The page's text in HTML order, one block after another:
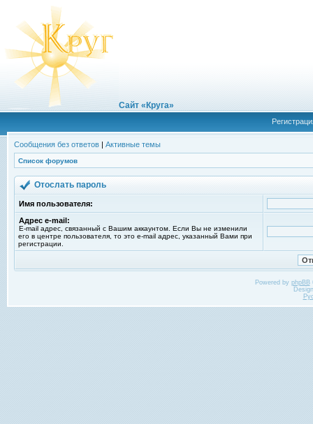
Сайт «Круга»
Сообщения без ответов | Активные темы
Список форумов
Отослать пароль
Имя пользователя:
Адрес e-mail:
E-mail адрес, связанный с Вашим аккаунтом. Если Вы не изменили
его в центре пользователя, то это e-mail адрес, указанный Вами при
регистрации.
Powered by phpBB